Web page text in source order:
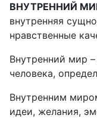
ВНУТРЕННИЙ
внутренняя
нравственные
Внутренний мир
человека,
Внутренним
идеи, желания,